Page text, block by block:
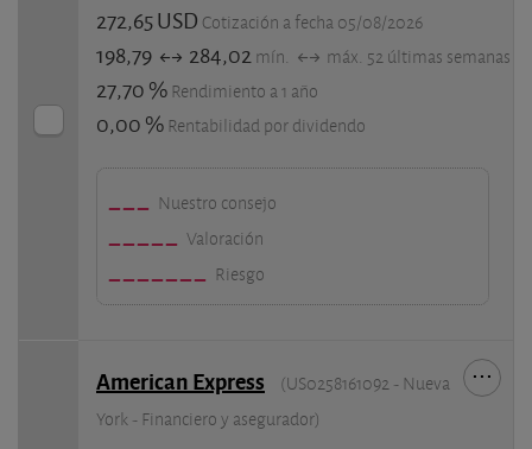
272,65 USD Cotización a fecha 05/08/2026
198,79 284,02 mín. máx. 52 últimas semanas
27,70 % Rendimiento a 1 año
0,00 % Rentabilidad por dividendo
Nuestro consejo
Valoración
Riesgo
American Express
(US0258161092 - Nueva
York - Financiero y asegurador)